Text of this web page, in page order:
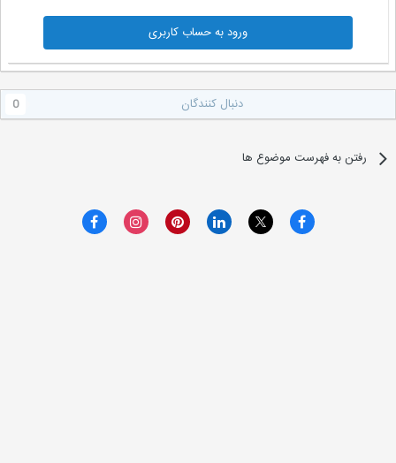
ورود به حساب کاربری
دنبال کنندگان
رفتن به فهرست موضوع ها